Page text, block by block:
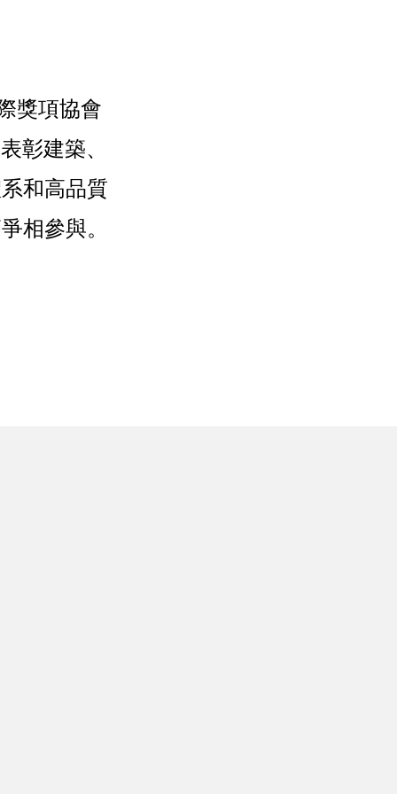
獎項協會
彰建築、
和高品質
相參與。